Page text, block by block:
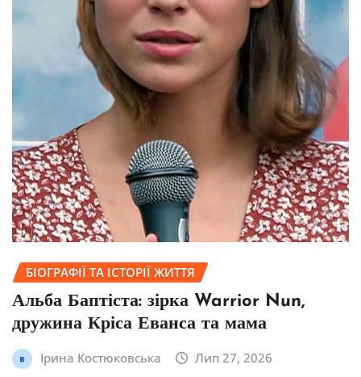
БІОГРАФІЇ ТА ІСТОРІЇ ЖИТТЯ
Альба Баптіста: зірка Warrior Nun,
дружина Кріса Еванса та мама
Ірина Костюковська Лип 27, 2026